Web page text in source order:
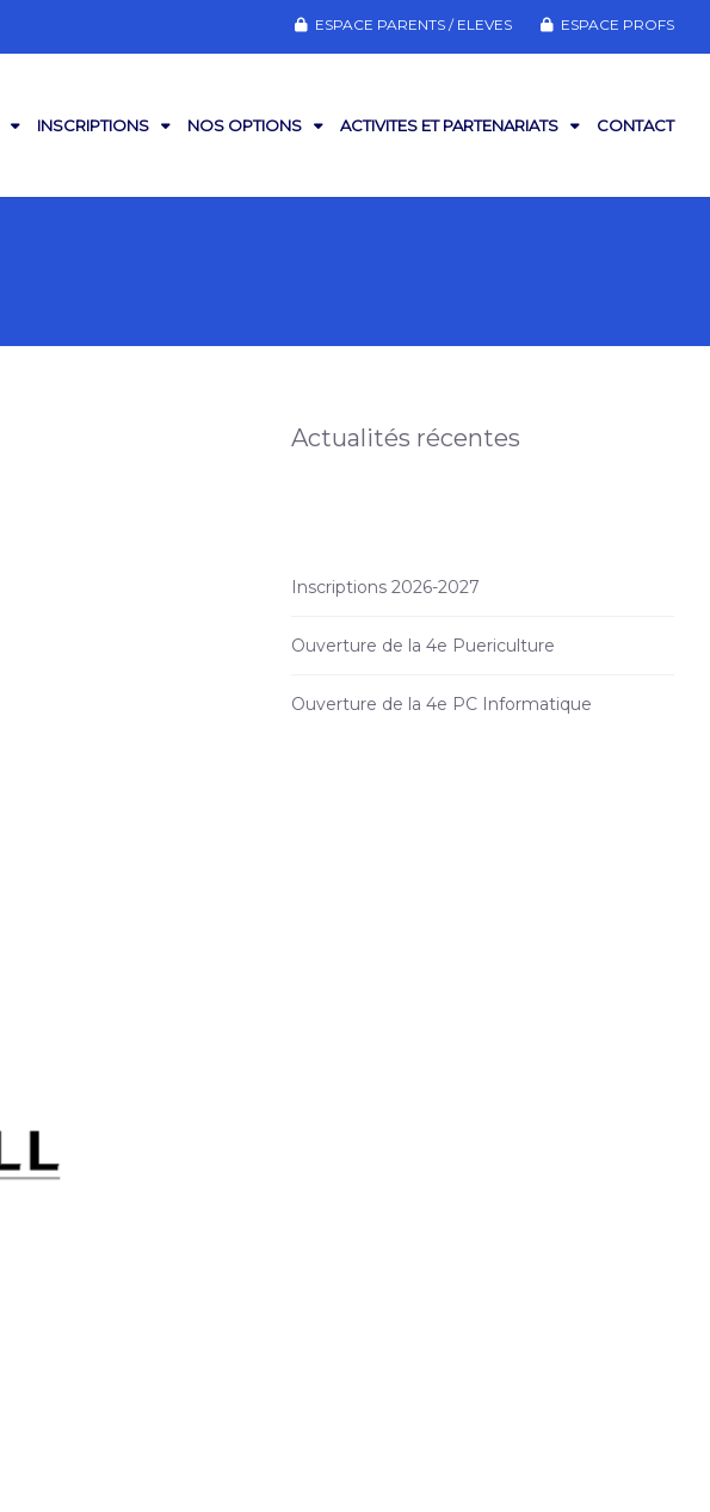
ESPACE PARENTS / ELEVES ESPACE PROFS
INSCRIPTIONS NOS OPTIONS ACTIVITES ET PARTENARIATS CONTACT
Actualités récentes
Inscriptions 2026-2027
Ouverture de la 4e Puericulture
Ouverture de la 4e PC Informatique